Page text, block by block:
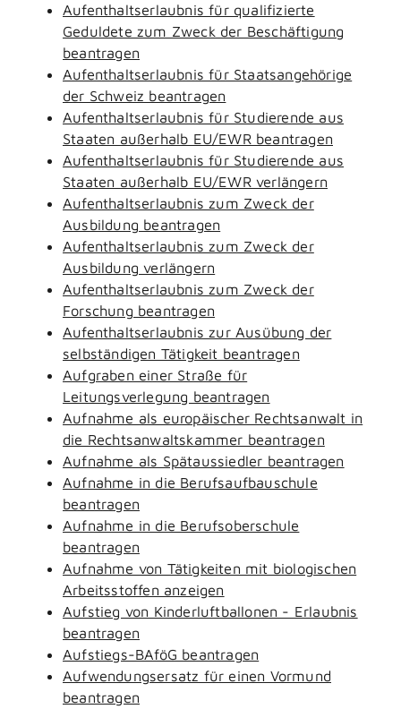
Aufenthaltserlaubnis für qualifizierte
Geduldete zum Zweck der Beschäftigung
beantragen
Aufenthaltserlaubnis für Staatsangehörige
der Schweiz beantragen
Aufenthaltserlaubnis für Studierende aus
Staaten außerhalb EU/EWR beantragen
Aufenthaltserlaubnis für Studierende aus
Staaten außerhalb EU/EWR verlängern
Aufenthaltserlaubnis zum Zweck der
Ausbildung beantragen
Aufenthaltserlaubnis zum Zweck der
Ausbildung verlängern
Aufenthaltserlaubnis zum Zweck der
Forschung beantragen
Aufenthaltserlaubnis zur Ausübung der
selbständigen Tätigkeit beantragen
Aufgraben einer Straße für
Leitungsverlegung beantragen
Aufnahme als europäischer Rechtsanwalt in
die Rechtsanwaltskammer beantragen
Aufnahme als Spätaussiedler beantragen
Aufnahme in die Berufsaufbauschule
beantragen
Aufnahme in die Berufsoberschule
beantragen
Aufnahme von Tätigkeiten mit biologischen
Arbeitsstoffen anzeigen
Aufstieg von Kinderluftballonen - Erlaubnis
beantragen
Aufstiegs-BAföG beantragen
Aufwendungsersatz für einen Vormund
beantragen